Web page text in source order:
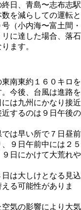
日、青島〜志布志駅
を減らしての運転と
（小内海〜富土間・
に達した場合、落石
ます。
南東約１６０キロを
今後、台風は進路を
は九州にかなり接近
するのは９日午後の
は早い所で７日昼前
９日午前中には２５
日にかけて大荒れや
は大しけとなる見込
る可能性がありま
気の影響により大気